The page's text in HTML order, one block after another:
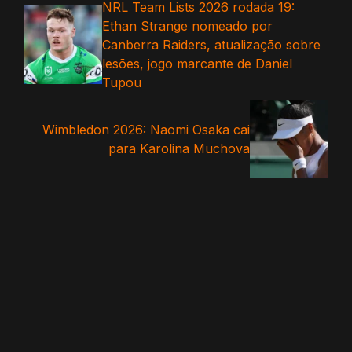
NRL Team Lists 2026 rodada 19:
Ethan Strange nomeado por
Canberra Raiders, atualização sobre
lesões, jogo marcante de Daniel
Tupou
Wimbledon 2026: Naomi Osaka cai
para Karolina Muchova